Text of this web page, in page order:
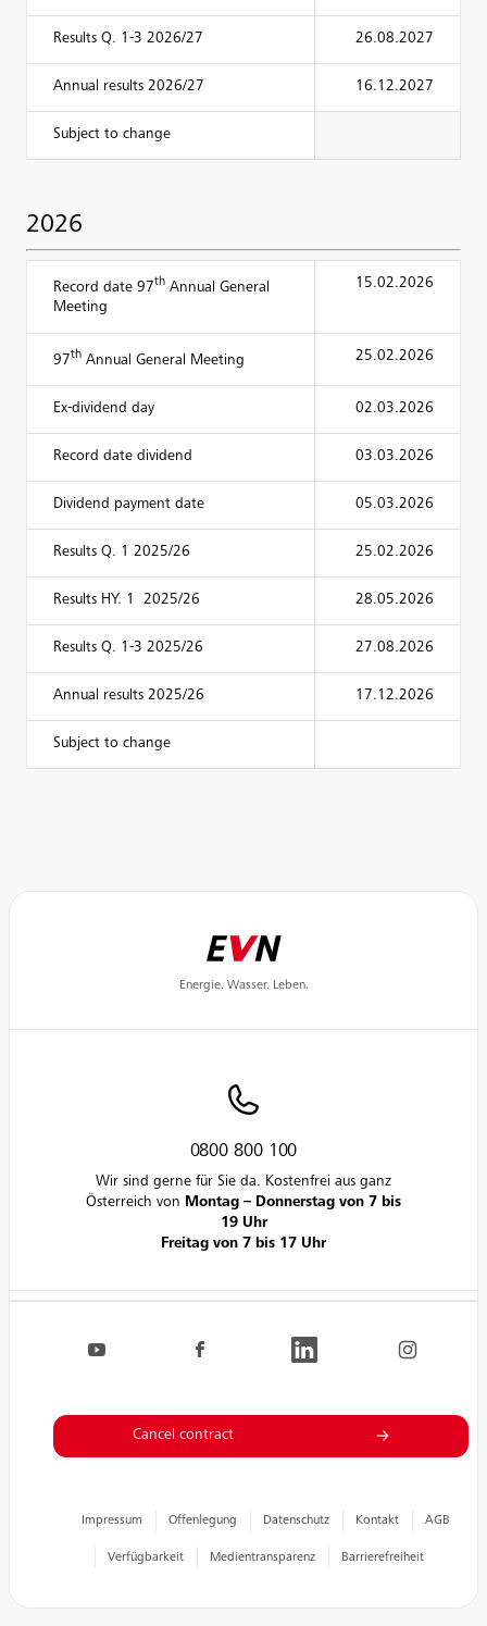
Results Q. 1-3 2026/27 26.08.2027
Annual results 2026/27 16.12.2027
Subject to change
2026
Record date 97th Annual General
Meeting
15.02.2026
97th Annual General Meeting 25.02.2026
Ex-dividend day 02.03.2026
Record date dividend 03.03.2026
Dividend payment date 05.03.2026
Results Q. 1 2025/26 25.02.2026
Results HY. 1 2025/26 28.05.2026
Results Q. 1-3 2025/26 27.08.2026
Annual results 2025/26 17.12.2026
Subject to change
Energie. Wasser. Leben.
0800 800 100
Wir sind gerne für Sie da. Kostenfrei aus ganz
Österreich von Montag – Donnerstag von 7 bis
19 Uhr
Freitag von 7 bis 17 Uhr
Impressum Offenlegung Datenschutz Kontakt AGB
Verfügbarkeit Medientransparenz Barrierefreiheit
Cancel contract
Navigation.FooterSocialLinksLabel